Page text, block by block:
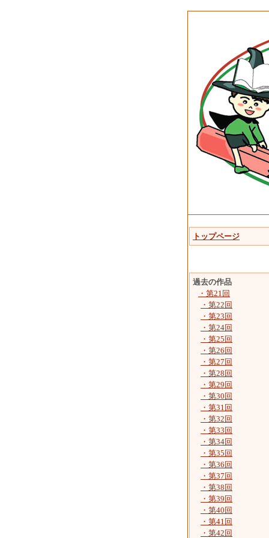
トップページ
過去の作品
・第21回
・第22回
・第23回
・第24回
・第25回
・第26回
・第27回
・第28回
・第29回
・第30回
・第31回
・第32回
・第33回
・第34回
・第35回
・第36回
・第37回
・第38回
・第39回
・第40回
・第41回
・第42回